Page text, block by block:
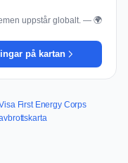
uppstår globalt. — 🌍
på kartan
First Energy Corps